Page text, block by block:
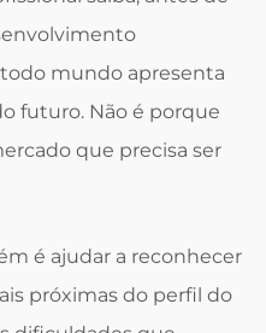
mundo apresenta
futuro. Não é porque
que precisa ser
é ajudar a reconhecer
próximas do perfil do